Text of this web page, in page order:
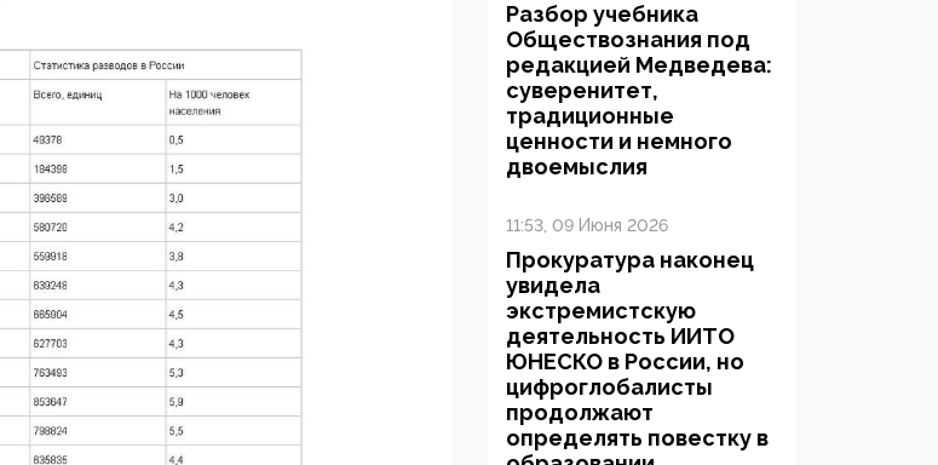
Разбор учебника
Обществознания под
редакцией Медведева:
суверенитет,
традиционные
ценности и немного
двоемыслия
11:53, 09 Июня 2026
Прокуратура наконец
увидела
экстремистскую
деятельность ИИТО
ЮНЕСКО в России, но
цифроглобалисты
продолжают
определять повестку в